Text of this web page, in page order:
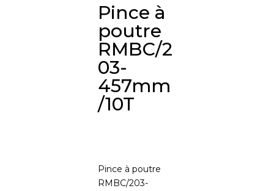
Pince à
poutre
RMBC/2
03-
457mm
/10T
Pince à poutre
RMBC/203-